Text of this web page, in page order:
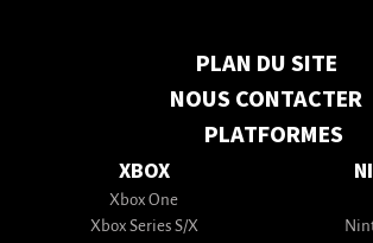
PLAN DU SITE
NOUS CONTACTER
PLATFORMES
XBOX
Xbox One
Xbox Series S/X